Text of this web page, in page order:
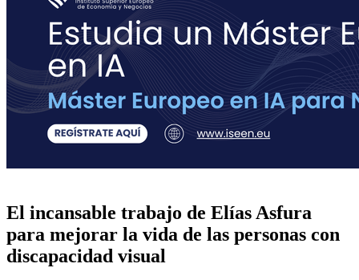
El incansable trabajo de Elías Asfura
para mejorar la vida de las personas con
discapacidad visual